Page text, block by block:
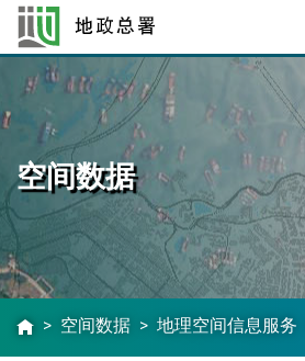
空间数据
空间数据 地理空间信息服务